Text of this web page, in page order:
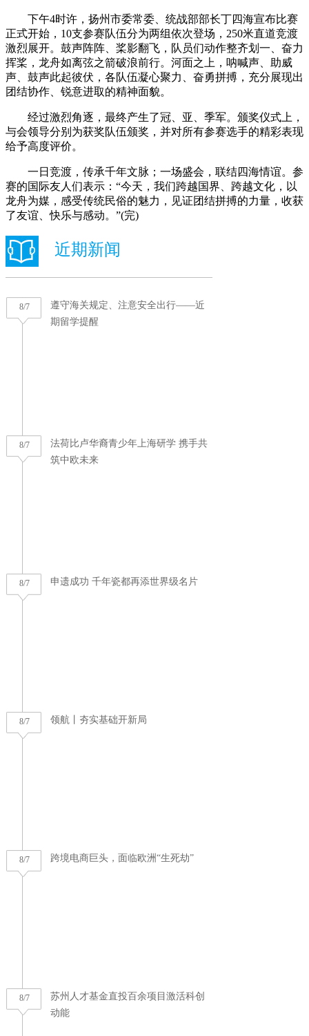
下午4时许，扬州市委常委、统战部部长丁四海宣布比赛
正式开始，10支参赛队伍分为两组依次登场，250米直道竞渡
激烈展开。鼓声阵阵、桨影翻飞，队员们动作整齐划一、奋力
挥桨，龙舟如离弦之箭破浪前行。河面之上，呐喊声、助威
声、鼓声此起彼伏，各队伍凝心聚力、奋勇拼搏，充分展现出
团结协作、锐意进取的精神面貌。
经过激烈角逐，最终产生了冠、亚、季军。颁奖仪式上，
与会领导分别为获奖队伍颁奖，并对所有参赛选手的精彩表现
给予高度评价。
一日竞渡，传承千年文脉；一场盛会，联结四海情谊。参
赛的国际友人们表示：“今天，我们跨越国界、跨越文化，以
龙舟为媒，感受传统民俗的魅力，见证团结拼搏的力量，收获
了友谊、快乐与感动。”(完)